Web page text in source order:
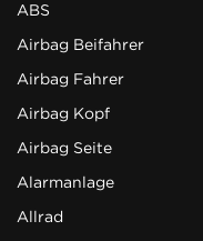
ABS
Airbag Beifahrer
Airbag Fahrer
Airbag Kopf
Airbag Seite
Alarmanlage
Allrad